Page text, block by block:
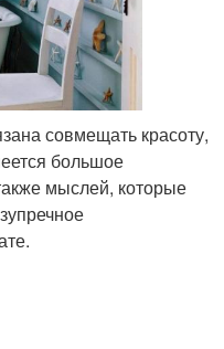
совмещать красоту,
большое
мыслей, которые